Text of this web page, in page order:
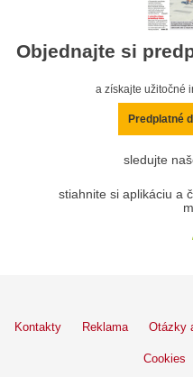
Objednajte si
a získajte užitočné
Predplatné
sledujte
stiahnite si aplikáciu a
Kontakty Reklama Otázky
Cookies